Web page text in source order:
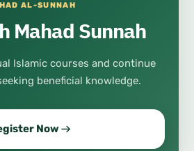
AL-SUNNAH
Mahad Sunnah
Islamic courses and continue
beneficial knowledge.
Now